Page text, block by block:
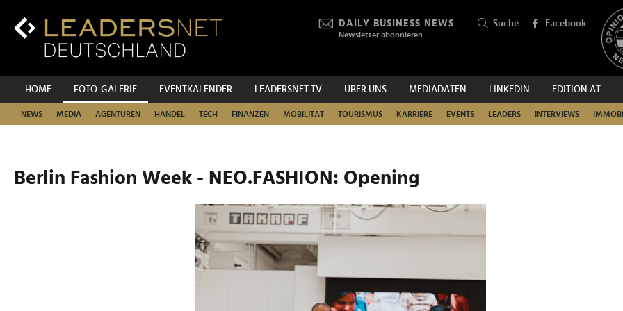
Inhalt
Hauptnavigation
DAILY BUSINESS NEWS
Newsletter abonnieren
Suche Facebook
HOME FOTO-GALERIE EVENTKALENDER LEADERSNET.TV ÜBER UNS MEDIADATEN LINKEDIN EDITION AT
NEWS MEDIA AGENTUREN HANDEL TECH FINANZEN MOBILITÄT TOURISMUS KARRIERE EVENTS LEADERS INTERVIEWS
SUCHEN
Berlin Fashion Week - NEO.FASHION: Opening